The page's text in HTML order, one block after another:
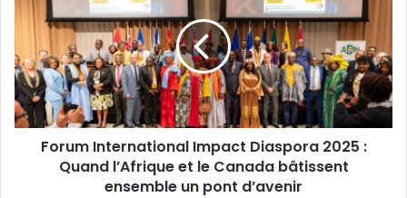
Impact
Diaspora
2025
:
Quand
l’Afrique
et
Forum International Impact Diaspora 2025 :
Quand l’Afrique et le Canada bâtissent
ensemble un pont d’avenir